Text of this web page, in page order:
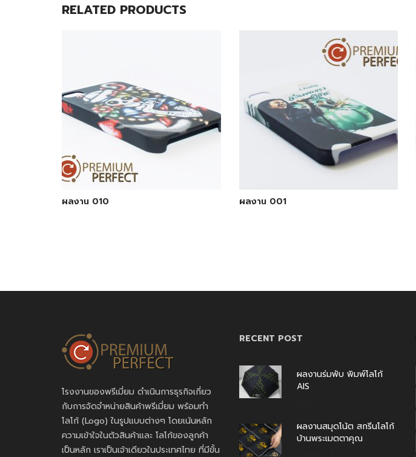
RELATED PRODUCTS
ผลงาน 010 ผลงาน 001
โรงงานของพรีเมี่ยม ดำเนินการธุรกิจเกี่ยว
กับการจัดจำหน่ายสินค้าพรีเมี่ยม พร้อมทำ
โลโก้ (Logo) ในรูปแบบต่างๆ โดยเน้นหลัก
ความเข้าใจในตัวสินค้าและ โลโก้ของลูกค้า
เป็นหลัก เราเป็นเจ้าเดียวในประเทศไทย ที่มีขั้น
RECENT POST
ผลงานร่มพับ พิมพ์โลโก้
AIS
ผลงานสมุดโน้ต สกรีนโลโก้
บ้านพระเมตตาคุณ